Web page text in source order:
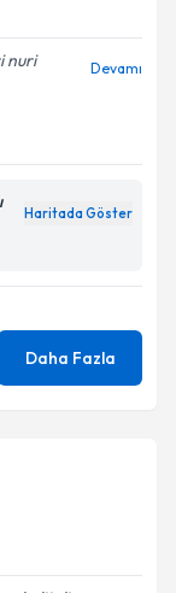
nuri
Devamı
Haritada Göster
Daha Fazla